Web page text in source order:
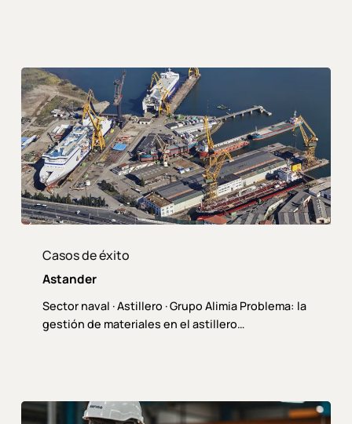
Casos de éxito
Astander
Sector naval · Astillero · Grupo Alimia Problema: la
gestión de materiales en el astillero…